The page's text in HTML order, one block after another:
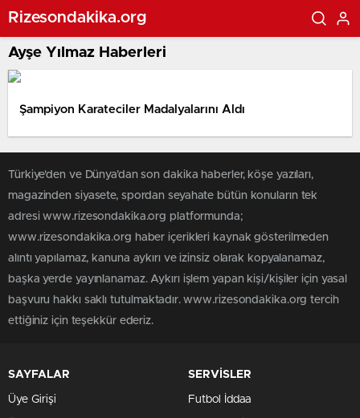
Rizesondakika.org
Ayşe Yılmaz Haberleri
Şampiyon Karateciler Madalyalarını Aldı
Türkiye'den ve Dünya’dan son dakika haberler, köşe yazıları,
magazinden siyasete, spordan seyahate bütün konuların tek
adresi www.rizesondakika.org platformunda;
www.rizesondakika.org haber içerikleri kaynak gösterilmeden
alıntı yapılamaz, kanuna aykırı ve izinsiz olarak kopyalanamaz,
başka yerde yayınlanamaz. Aykırı işlem yapan kişi/kişiler için yasal
başvuru hakkı saklı tutulmaktadır. www.rizesondakika.org tercih
ettiğiniz için teşekkür ederiz.
SAYFALAR
Üye Girişi
SERVİSLER
Futbol İddaa